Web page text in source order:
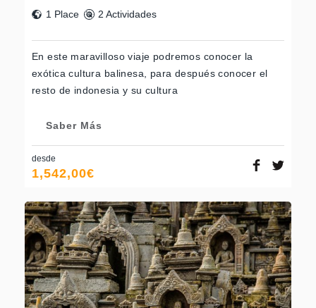
1 Place
2 Actividades
En este maravilloso viaje podremos conocer la
exótica cultura balinesa, para después conocer el
resto de indonesia y su cultura
Saber Más
desde
1,542,00€